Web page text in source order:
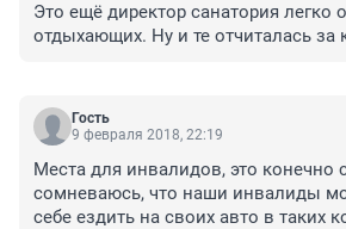
Это ещё директор санатория легко
отдыхающих. Ну и те отчиталась за
Гость
9 февраля 2018, 22:19
Места для инвалидов, это конечно
сомневаюсь, что наши инвалиды
себе ездить на своих авто в таких